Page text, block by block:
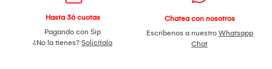
Hasta 36 cuotas
Pagando con Sip
¿No la tienes? Solicítala
Chatea con nosotros
Escríbenos a nuestro Whatsapp
Chat